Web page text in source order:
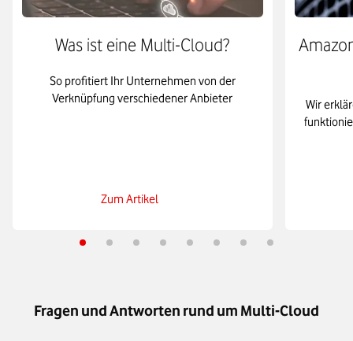
Was ist eine Multi-Cloud?
So profitiert Ihr Unternehmen von der
Verknüpfung verschiedener Anbieter
Zum Artikel
Wir
Fragen und Antworten rund um Multi-Cloud